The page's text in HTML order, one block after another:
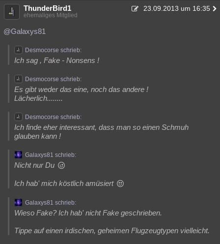
ThunderBird1 23.09.2013 um 16:35
ehemaliges Mitglied
@Galaxys81
Desmocorse schrieb:
Ich sag , Fake - Nonsens !
Desmocorse schrieb:
Es gibt weder das eine, noch das andere !
Lächerlich........
Desmocorse schrieb:
Ich finde eher interessant, dass man so einen Schmuh
glauben kann !
Galaxys81 schrieb:
Nicht nur Du
Ich hab' mich köstlich amüsiert
Galaxys81 schrieb:
Wieso Fake? Ich hab' nicht Fake geschrieben.
Tippe auf einen irdischen, geheimen Flugzeugtypen vielleicht.